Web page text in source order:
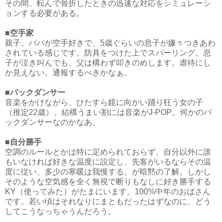
その間、転んで骨折したときの迅速な対応をシミュレーシ
ョンする必要がある。
■空手家
親子。パパが空手好きで、5歳ぐらいの息子が嫌々つきあわ
されている感じです。防具をつけた上でスパーリング。息
子が泣き叫んでも、父は構わず叩きのめします。虐待にし
か見えない。通報するべきかなぁ。
■バックダンサー
音楽をかけながら、ひたすら鏡に向かい踊り狂う女の子
（推定22歳）。結構うまい割には音楽がJ-POP。何かのバ
ックダンサーなのかなあ。
■自分勝手
空調のルールとかは特に定められておらず、自分以外に誰
もいなければ好きな温度に設定し、先客がいるならその温
度に従い、多少の寒暖は我慢する、が暗黙の了解。しかし
そのような空気感を全く無視で断りもなしに好き勝手する
KY（使ってみた）がたまにいます。100%中年のおばさん
です。若い頃はそれなりにまともだったはずなのに、どう
してこうなっちゃうんだろう。